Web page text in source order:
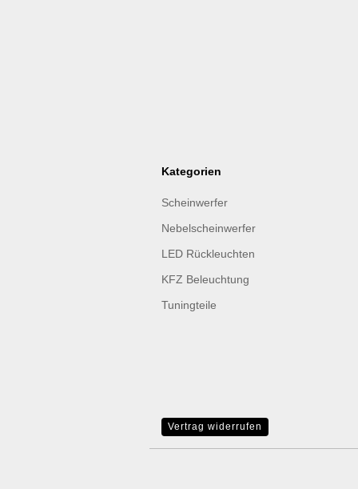
Kategorien
Scheinwerfer
Nebelscheinwerfer
LED Rückleuchten
KFZ Beleuchtung
Tuningteile
Vertrag widerrufen